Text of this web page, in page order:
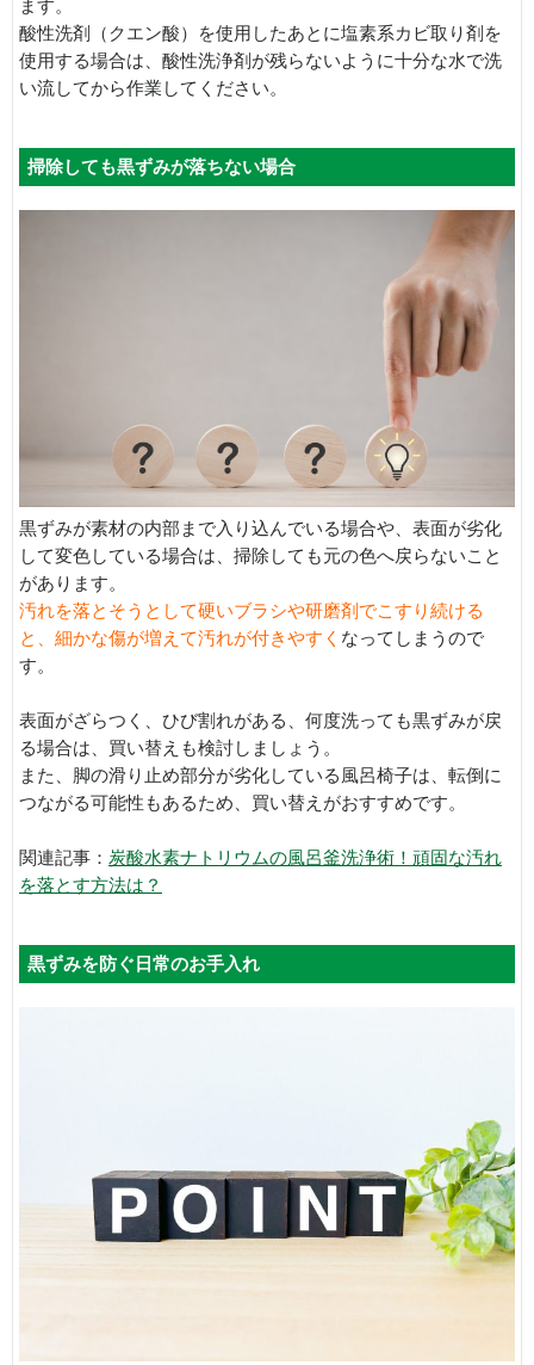
ます。
酸性洗剤（クエン酸）を使用したあとに塩素系カビ取り剤を
使用する場合は、酸性洗浄剤が残らないように十分な水で洗
い流してから作業してください。
掃除しても黒ずみが落ちない場合
黒ずみが素材の内部まで入り込んでいる場合や、表面が劣化
して変色している場合は、掃除しても元の色へ戻らないこと
があります。
汚れを落とそうとして硬いブラシや研磨剤でこすり続ける
と、細かな傷が増えて汚れが付きやすく なってしまうので
す。
表面がざらつく、ひび割れがある、何度洗っても黒ずみが戻
る場合は、買い替えも検討しましょう。
また、脚の滑り止め部分が劣化している風呂椅子は、転倒に
つながる可能性もあるため、買い替えがおすすめです。
関連記事： 炭酸水素ナトリウムの風呂釜洗浄術！頑固な汚れ
を落とす方法は？
黒ずみを防ぐ日常のお手入れ